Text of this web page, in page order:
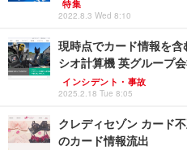
特集
2022.8.3 Wed 8:10
現時点でカード情報を
シオ計算機 英グループ
インシデント・事故
2025.2.18 Tue 8:05
クレディセゾン カード
のカード情報流出